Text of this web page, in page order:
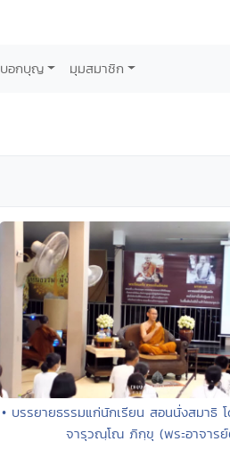
บอกบุญ มุมสมาชิก
• บรรยายธรรมแก่นักเรียน สอนนั่งสมาธิ
จารุวณฺโณ ภิกฺขุ (พระอาจาร